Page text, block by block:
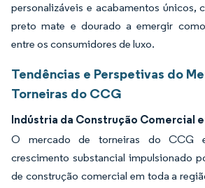
personalizáveis e acabamentos únicos,
preto mate e dourado a emergir
entre os consumidores de luxo.
Tendências e Perspetivas do
Torneiras do CCG
Indústria da Construção Comercial
O mercado de torneiras do CCG
crescimento substancial impulsionado
de construção comercial em toda a